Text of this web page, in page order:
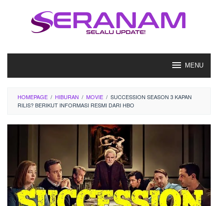
MENU
HOMEPAGE / HIBURAN / MOVIE / SUCCESSION SEASON 3 KAPAN
RILIS? BERIKUT INFORMASI RESMI DARI HBO